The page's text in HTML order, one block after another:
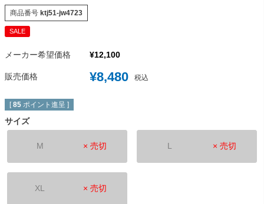
商品番号 ktj51-jw4723
SALE
メーカー希望価格 ¥12,100
販売価格 ¥8,480 税込
[ 85 ポイント進呈 ]
サイズ
M × 売切 L × 売切
XL × 売切